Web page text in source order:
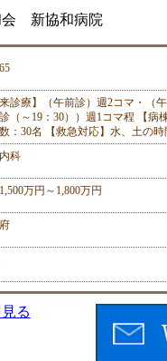
新協和病院
来診療】（午前診）週2コマ・（
診（～19：30））週1コマ程 【病
：30名 【救急対応】水、土の
科
万円～1,800万円